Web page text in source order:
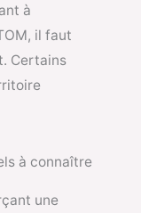
à
il faut
Certains
à connaître
une